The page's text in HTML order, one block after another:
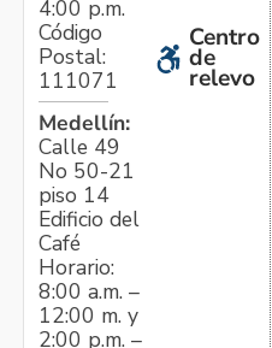
4:00 p.m.
Código
Postal:
111071
Medellín:
Calle 49
No 50-21
piso 14
Edificio del
Café
Horario:
8:00 a.m. –
12:00 m. y
2:00 p.m. –
Centro
de
relevo